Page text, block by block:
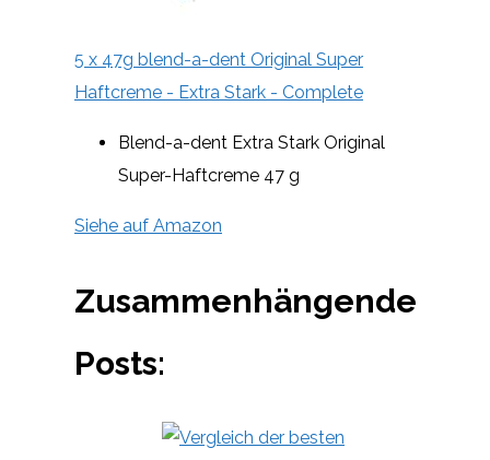
5 x 47g blend-a-dent Original Super
Haftcreme - Extra Stark - Complete
Blend-a-dent Extra Stark Original
Super-Haftcreme 47 g
Siehe auf Amazon
Zusammenhängende
Posts: